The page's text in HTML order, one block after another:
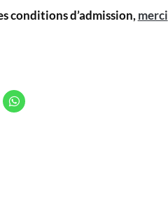
conditions d’admission, merci